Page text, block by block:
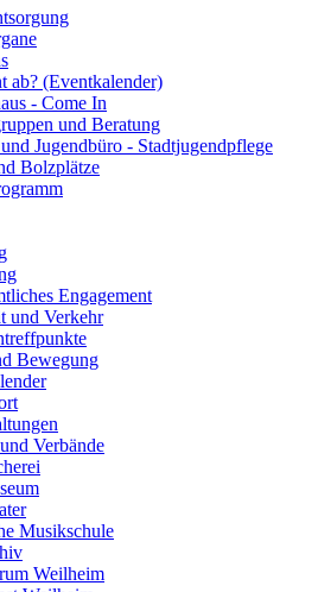
ab? (Eventkalender)
- Come In
und Beratung
Jugendbüro - Stadtjugendpflege
Bolzplätze
Engagement
und Verkehr
Bewegung
Verbände
Musikschule
Weilheim